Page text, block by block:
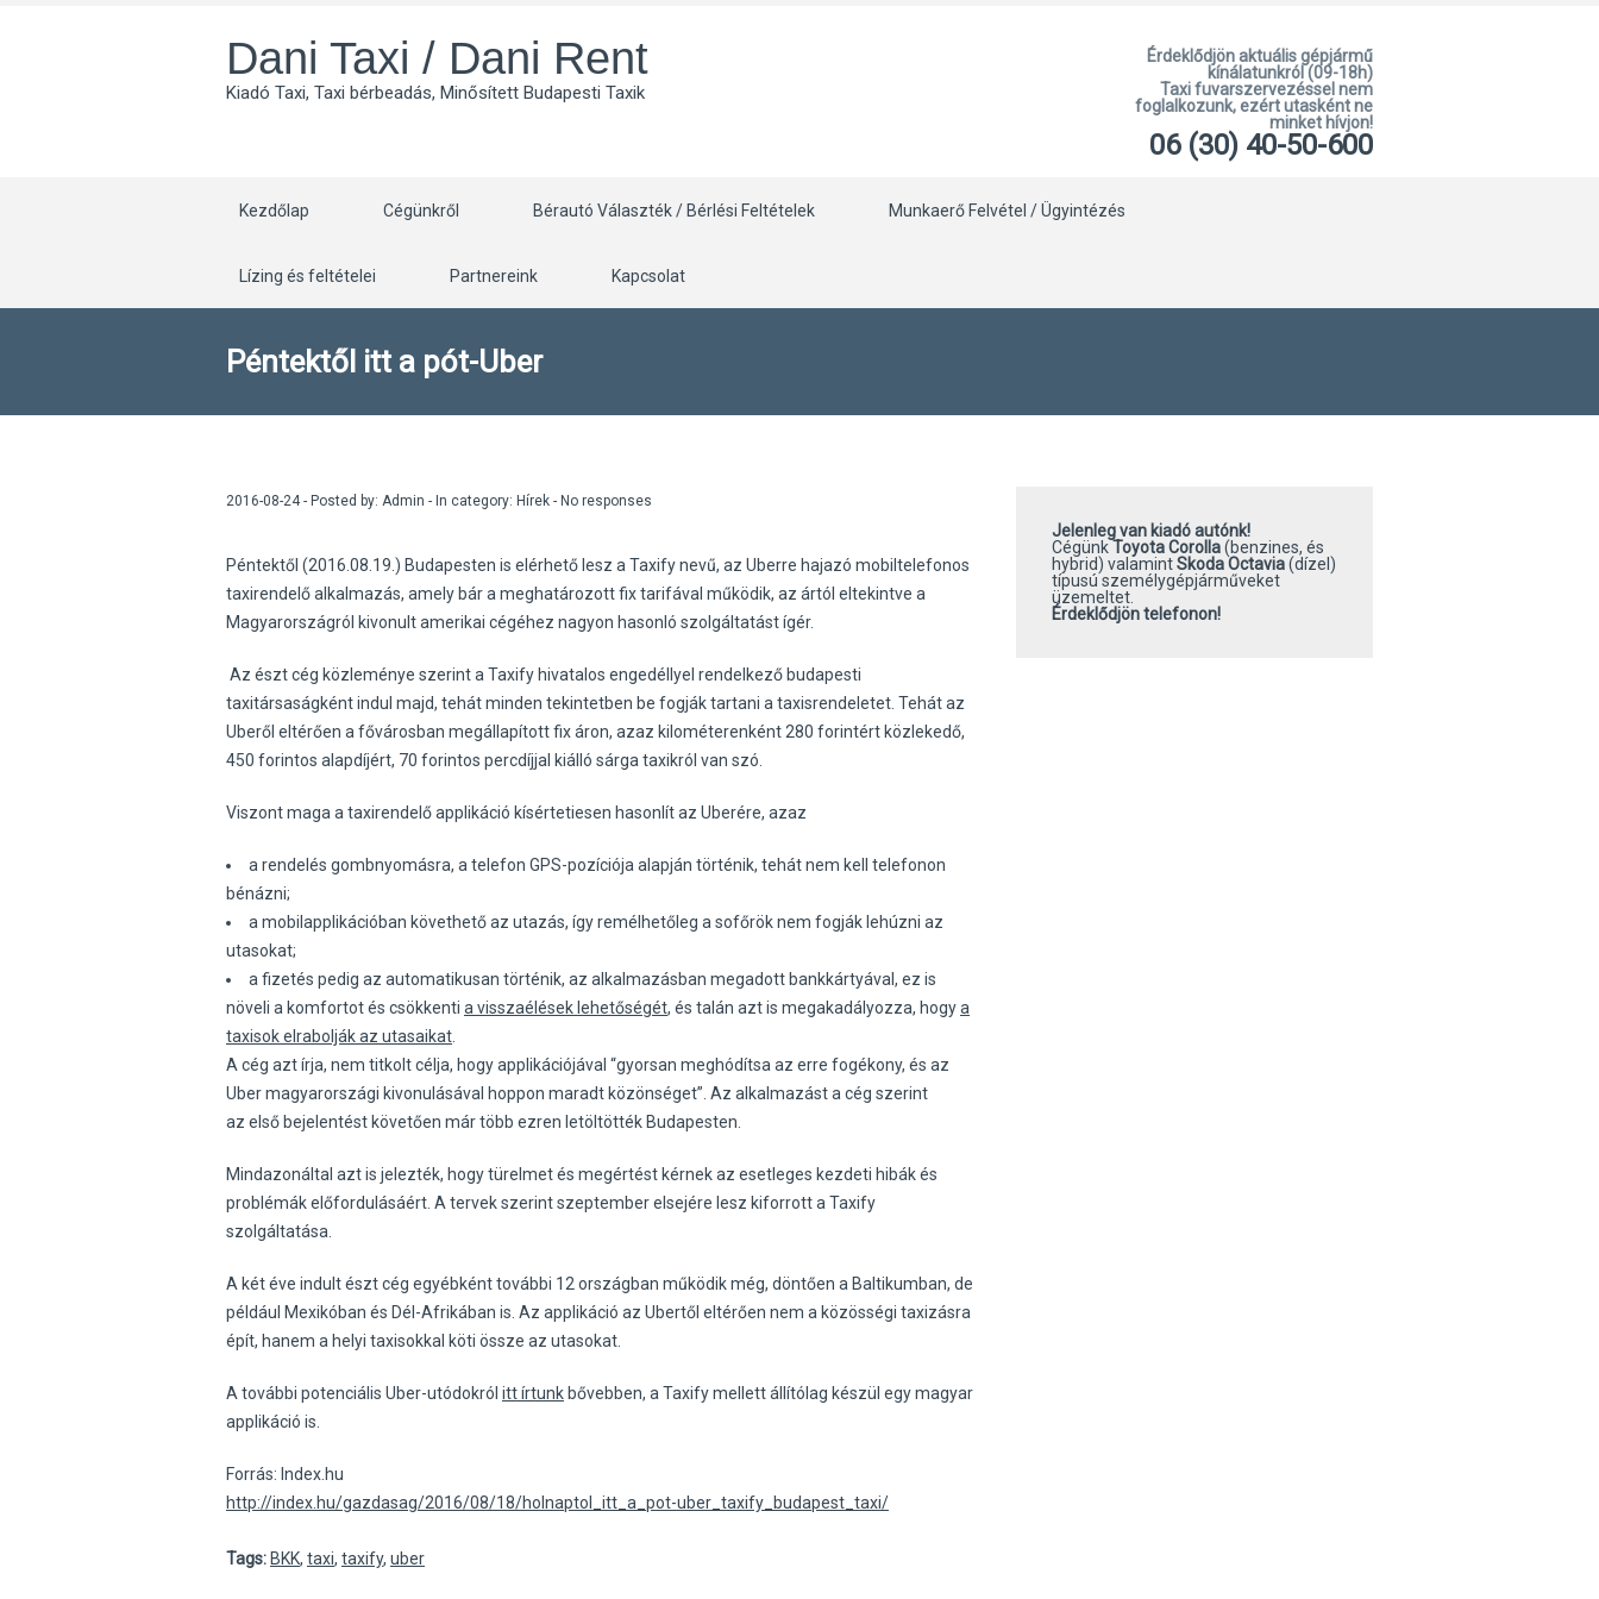
Dani Taxi / Dani Rent
Kiadó Taxi, Taxi bérbeadás, Minősített Budapesti Taxik
Érdeklődjön aktuális gépjármű
kínálatunkról (09-18h)
Taxi fuvarszervezéssel nem
foglalkozunk, ezért utasként ne
minket hívjon!
06 (30) 40-50-600
Kezdőlap Cégünkről Bérautó Választék / Bérlési Feltételek Munkaerő Felvétel / Ügyintézés
Lízing és feltételei Partnereink Kapcsolat
Péntektől itt a pót-Uber
2016-08-24 - Posted by: Admin - In category: Hírek - No responses
Péntektől (2016.08.19.) Budapesten is elérhető lesz a Taxify nevű, az Uberre hajazó mobiltelefonos
taxirendelő alkalmazás, amely bár a meghatározott fix tarifával működik, az ártól eltekintve a
Magyarországról kivonult amerikai cégéhez nagyon hasonló szolgáltatást ígér.
Az észt cég közleménye szerint a Taxify hivatalos engedéllyel rendelkező budapesti
taxitársaságként indul majd, tehát minden tekintetben be fogják tartani a taxisrendeletet. Tehát az
Uberől eltérően a fővárosban megállapított fix áron, azaz kilométerenként 280 forintért közlekedő,
450 forintos alapdíjért, 70 forintos percdíjjal kiálló sárga taxikról van szó.
Viszont maga a taxirendelő applikáció kísértetiesen hasonlít az Uberére, azaz
a rendelés gombnyomásra, a telefon GPS-pozíciója alapján történik, tehát nem kell telefonon
bénázni;
a mobilapplikációban követhető az utazás, így remélhetőleg a sofőrök nem fogják lehúzni az
utasokat;
a fizetés pedig az automatikusan történik, az alkalmazásban megadott bankkártyával, ez is
növeli a komfortot és csökkenti a visszaélések lehetőségét, és talán azt is megakadályozza, hogya
taxisok elrabolják az utasaikat
A cég azt írja, nem titkolt célja, hogy applikációjával “gyorsan meghódítsa az erre fogékony, és az
Uber magyarországi kivonulásával hoppon maradt közönséget”. Az alkalmazást a cég szerint
az első bejelentést követően már több ezren letöltötték Budapesten.
Mindazonáltal azt is jelezték, hogy türelmet és megértést kérnek az esetleges kezdeti hibák és
problémák előfordulásáért. A tervek szerint szeptember elsejére lesz kiforrott a Taxify
szolgáltatása.
A két éve indult észt cég egyébként további 12 országban működik még, döntően a Baltikumban, de
például Mexikóban és Dél-Afrikában is. Az applikáció az Ubertől eltérően nem a közösségi taxizásra
épít, hanem a helyi taxisokkal köti össze az utasokat.
A további potenciális Uber-utódokról itt írtunk bővebben, a Taxify mellett állítólag készül egy magyar
applikáció is.
Forrás: Index.hu
http://index.hu/gazdasag/2016/08/18/holnaptol_itt_a_pot-uber_taxify_budapest_taxi/
Tags: BKK, taxi, taxify, uber
Jelenleg van kiadó autónk!
CégünkToyota Corolla(benzines, és
hybrid) valamintSkoda Octavia(dízel)
típusú személygépjárműveket
üzemeltet.
Érdeklődjön telefonon!